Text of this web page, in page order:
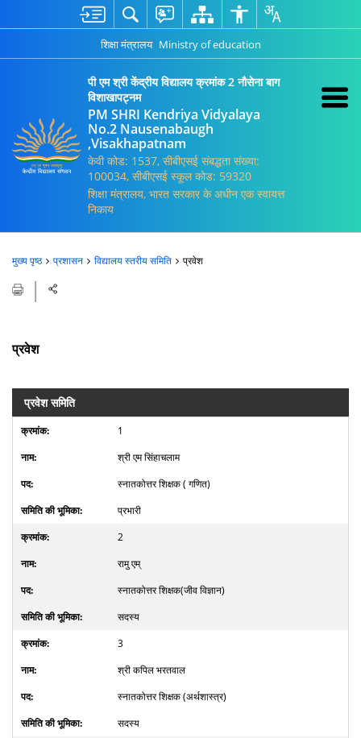
शिक्षा मंत्रालय Ministry of education
पी एम श्री केंद्रीय विद्यालय क्रमांक 2 नौसेना बाग
विशाखापट्नम
PM SHRI Kendriya Vidyalaya
No.2 Nausenabaugh
,Visakhapatnam
केवी कोड: 1537, सीबीएसई संबद्धता संख्या:
100034, सीबीएसई स्कूल कोड: 59320
शिक्षा मंत्रालय, भारत सरकार के अधीन एक स्वायत्त
निकाय
मुख्य पृष्ठ प्रशासन विद्यालय स्तरीय समिति प्रवेश
प्रवेश
प्रवेश समिति
1
श्री एम सिंहाचलाम
स्नातकोत्तर शिक्षक ( गणित)
प्रभारी
2
रामु एम्
स्नातकोत्तर शिक्षक(जीव विज्ञान)
सदस्य
3
श्री कपिल भरतवाल
स्नातकोत्तर शिक्षक (अर्थशास्त्र)
सदस्य